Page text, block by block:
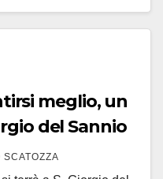
meglio, un
del Sannio
SCATOZZA